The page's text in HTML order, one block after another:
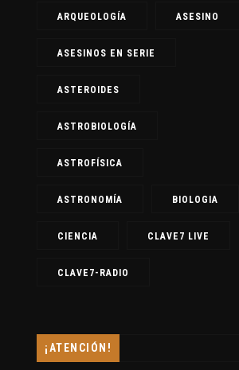
ARQUEOLOGÍA ASESINO
ASESINOS EN SERIE
ASTEROIDES
ASTROBIOLOGÍA
ASTROFÍSICA
ASTRONOMÍA BIOLOGIA
CIENCIA CLAVE7 LIVE
CLAVE7-RADIO
¡ATENCIÓN!